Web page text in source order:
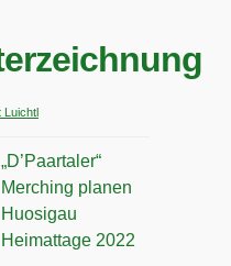
Luichtl
„D’Paartaler“
Merching planen
Huosigau
Heimattage 2022